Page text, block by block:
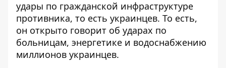
удары по гражданской инфраструктуре
противника, то есть украинцев. То есть,
он открыто говорит об ударах по
больницам, энергетике и водоснабжению
миллионов украинцев.